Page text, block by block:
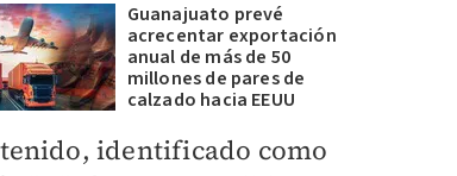
Guanajuato prevé
acrecentar exportación
anual de más de 50
millones de pares de
calzado hacia EEUU
identificado como